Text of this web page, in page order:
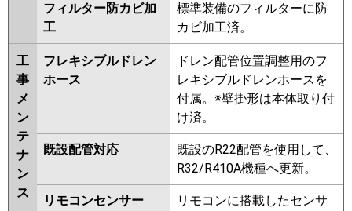
フィルター防カビ加
工
標準装備のフィルターに防
カビ加工済。
工
事
メ
ン
テ
ナ
ン
ス
フレキシブルドレン
ホース
ドレン配管位置調整用のフ
レキシブルドレンホースを
付属。※壁掛形は本体取り付
け済。
既設配管対応
既設のR22配管を使用して、
R32/R410A機種へ更新。
リモコンセンサー
リモコンに搭載したセンサ